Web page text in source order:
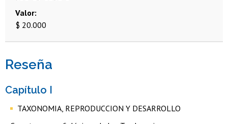
Valor
$ 20.000
Reseña
Capítulo I
TAXONOMIA, REPRODUCCION Y DESARROLLO